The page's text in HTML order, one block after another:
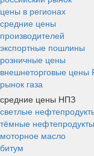
цены в регионах
средние цены
производителей
экспортные пошлины
розничные цены
внешнеторговые цены
рынок газа
средние цены НПЗ
светлые
тёмные нефтепродукты
моторное масло
битум